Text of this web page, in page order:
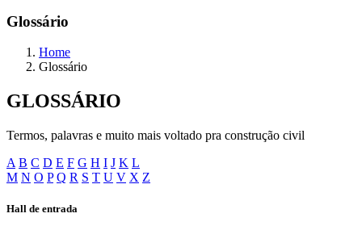
Glossário
Home
Glossário
GLOSSÁRIO
Termos, palavras e muito mais voltado pra construção civil
A B C D E F G H I J K L
M N O P Q R S T U V X Z
Hall de entrada